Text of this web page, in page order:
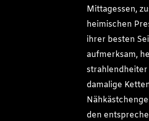
Mittagessen,
heimischen
ihrer besten
aufmerksam,
strahlendheiter
damalige
den